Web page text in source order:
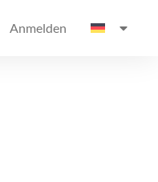
Anmelden